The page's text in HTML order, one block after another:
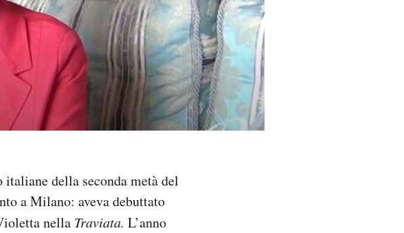
della seconda metà del
a Milano: aveva debuttato
nella Traviata. L’anno